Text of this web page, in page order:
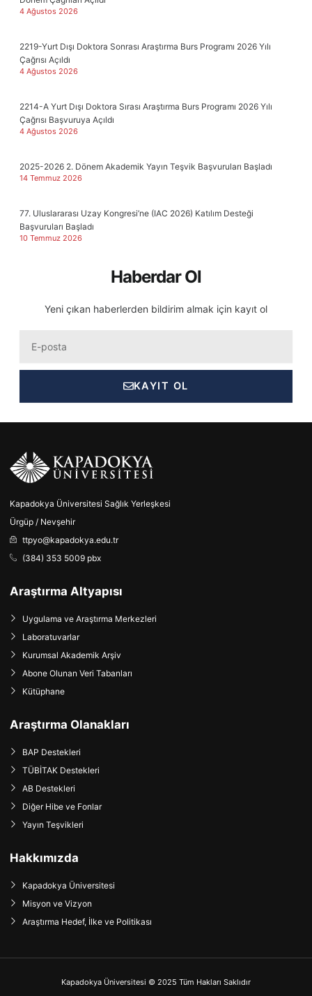
4 Ağustos 2026
2219-Yurt Dışı Doktora Sonrası Araştırma Burs Programı 2026 Yılı
Çağrısı Açıldı
4 Ağustos 2026
2214-A Yurt Dışı Doktora Sırası Araştırma Burs Programı 2026 Yılı
Çağrısı Başvuruya Açıldı
4 Ağustos 2026
2025-2026 2. Dönem Akademik Yayın Teşvik Başvuruları Başladı
14 Temmuz 2026
77. Uluslararası Uzay Kongresi’ne (IAC 2026) Katılım Desteği
Başvuruları Başladı
10 Temmuz 2026
Haberdar Ol
Yeni çıkan haberlerden bildirim almak için kayıt ol
KAYIT OL
Kapadokya Üniversitesi Sağlık Yerleşkesi
Ürgüp / Nevşehir
ttpyo@kapadokya.edu.tr
(384) 353 5009 pbx
Araştırma Altyapısı
Uygulama ve Araştırma Merkezleri
Laboratuvarlar
Kurumsal Akademik Arşiv
Abone Olunan Veri Tabanları
Kütüphane
Araştırma Olanakları
BAP Destekleri
TÜBİTAK Destekleri
AB Destekleri
Diğer Hibe ve Fonlar
Yayın Teşvikleri
Hakkımızda
Kapadokya Üniversitesi
Misyon ve Vizyon
Araştırma Hedef, İlke ve Politikası
Kapadokya Üniversitesi © 2025 Tüm Hakları Saklıdır